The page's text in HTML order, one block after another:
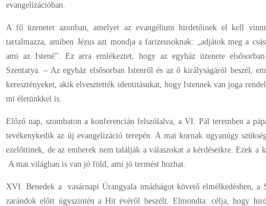
evangelizációban.
A fő üzenetet azonban, amelyet az evangélium hirdetőinek el kell
tartalmazza, amiben Jézus azt mondja a farizeusoknak: „adjátok meg a
ami az Istené”. Ez arra emlékeztet, hogy az egyház üzenete
Szentatya. – Az egyház elsősorban Istenről és az ő királyságáról beszél,
keresztényeket, akik elvesztették identitásukat, hogy Istennek van joga
mi életünkkel is.
Előző nap, szombaton a konferencián felszólalva, a VI. Pál teremben a
tevékenykedik az új evangelizáció terepén. A mai kornak ugyanúgy
ezelőttinek, de az emberek nem találják a válaszokat a kérdéseikre. Ezek a
A mai világban is van jó föld, ami jó termést hozhat.
XVI. Benedek a vasárnapi Úrangyala imádságot követő elmélkedésben, a
zarándok előtt úgyszintén a Hit évéről beszélt. Elmondta: célja, hogy